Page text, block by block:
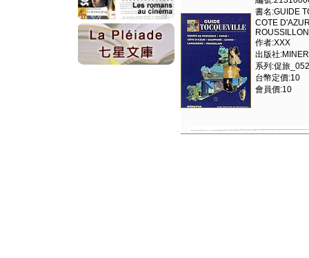
書名:GUIDE
COTE
ROUSSILLON
作者:XXX
出版社
系列:促旅
台幣定價:10
會員價:10